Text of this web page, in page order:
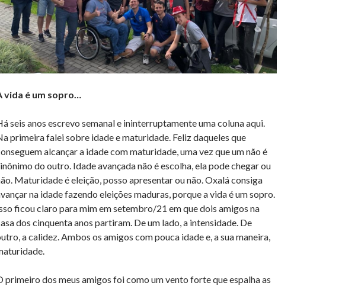
vida é um sopro…
seis anos escrevo semanal e ininterruptamente uma coluna aqui.
primeira falei sobre idade e maturidade. Feliz daqueles que
alcançar a idade com maturidade, uma vez que um não é
do outro. Idade avançada não é escolha, ela pode chegar ou
Maturidade é eleição, posso apresentar ou não. Oxalá consiga
na idade fazendo eleições maduras, porque a vida é um sopro.
ficou claro para mim em setembro/21 em que dois amigos na
dos cinquenta anos partiram. De um lado, a intensidade. De
a calidez. Ambos os amigos com pouca idade e, a sua maneira,
primeiro dos meus amigos foi como um vento forte que espalha as